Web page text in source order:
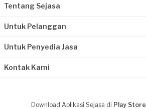
Tentang Sejasa
Untuk Pelanggan
Untuk Penyedia Jasa
Kontak Kami
Download Aplikasi Sejasa di Play Store